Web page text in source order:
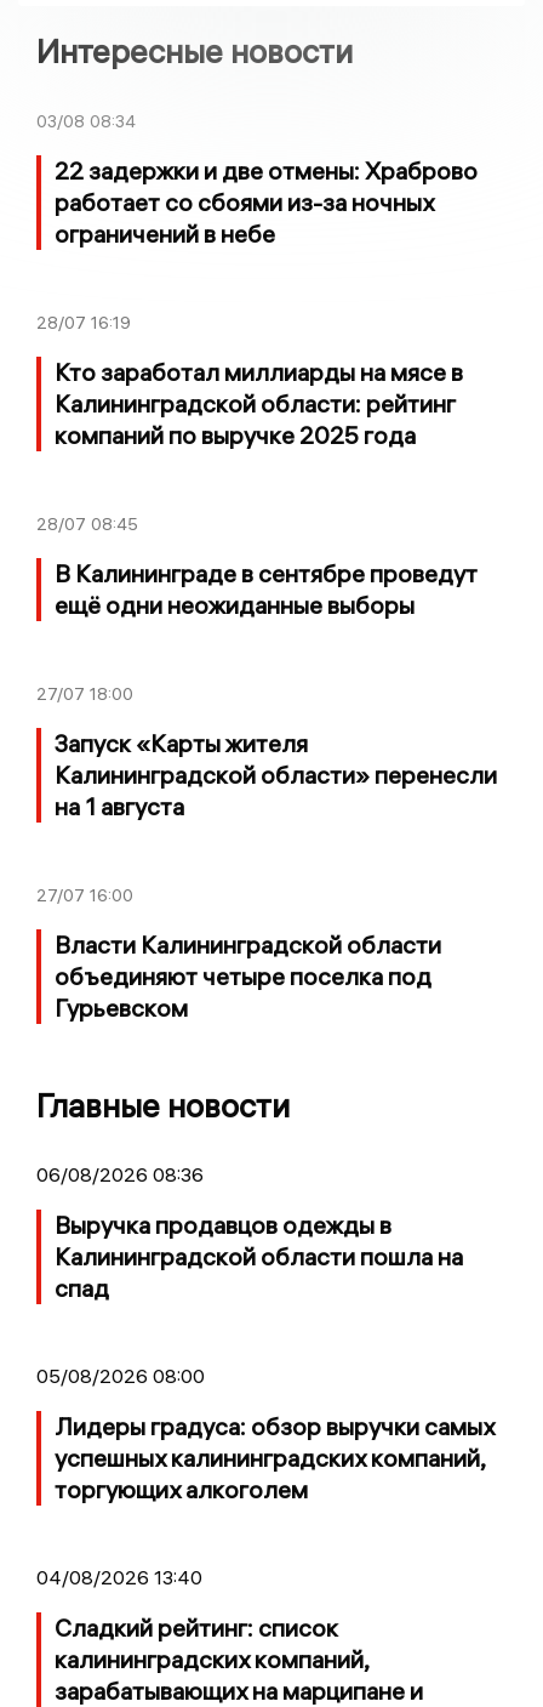
Интересные новости
03/08 08:34
22 задержки и две отмены: Храброво
работает со сбоями из-за ночных
ограничений в небе
28/07 16:19
Кто заработал миллиарды на мясе в
Калининградской области: рейтинг
компаний по выручке 2025 года
28/07 08:45
В Калининграде в сентябре проведут
ещё одни неожиданные выборы
27/07 18:00
Запуск «Карты жителя
Калининградской области» перенесли
на 1 августа
27/07 16:00
Власти Калининградской области
объединяют четыре поселка под
Гурьевском
Главные новости
06/08/2026 08:36
Выручка продавцов одежды в
Калининградской области пошла на
спад
05/08/2026 08:00
Лидеры градуса: обзор выручки самых
успешных калининградских компаний,
торгующих алкоголем
04/08/2026 13:40
Сладкий рейтинг: список
калининградских компаний,
зарабатывающих на марципане и